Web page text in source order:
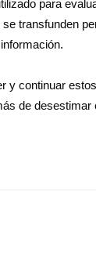
para
transfunden
y continuar
de